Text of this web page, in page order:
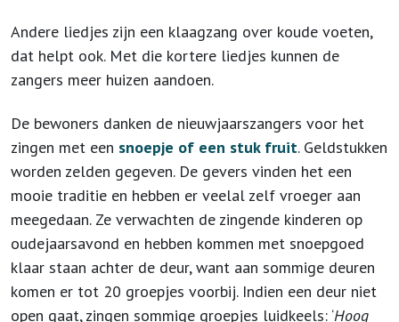
Andere liedjes zijn een klaagzang over koude voeten,
dat helpt ook. Met die kortere liedjes kunnen de
zangers meer huizen aandoen.
De bewoners danken de nieuwjaarszangers voor het
zingen met een snoepje of een stuk fruit. Geldstukken
worden zelden gegeven. De gevers vinden het een
mooie traditie en hebben er veelal zelf vroeger aan
meegedaan. Ze verwachten de zingende kinderen op
oudejaarsavond en hebben kommen met snoepgoed
klaar staan achter de deur, want aan sommige deuren
komen er tot 20 groepjes voorbij. Indien een deur niet
open gaat, zingen sommige groepjes luidkeels: ‘Hoog